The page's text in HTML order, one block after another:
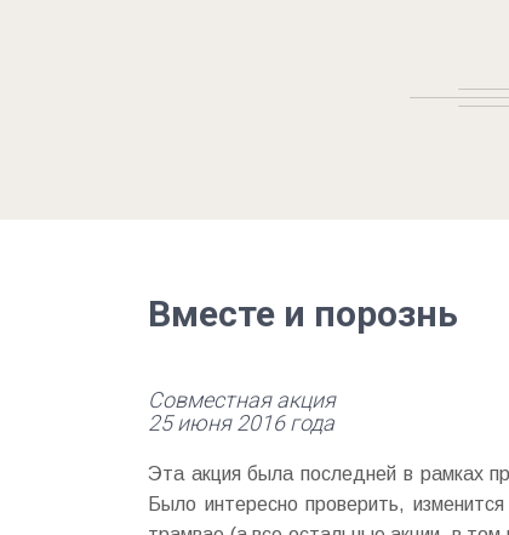
Вместе и порознь
Совместная акция
25 июня 2016 года
Эта акция была последней в рамках
Было интересно проверить,